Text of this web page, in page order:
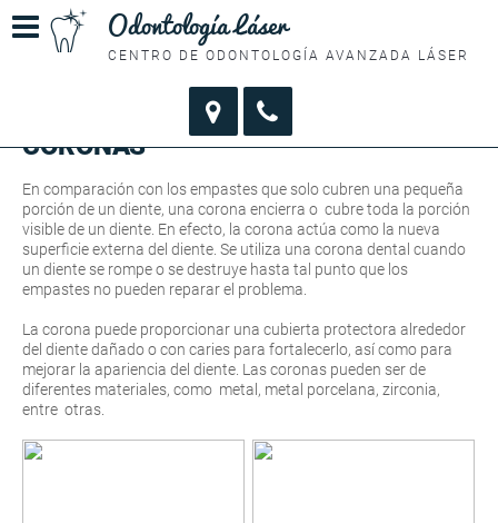
Odontología Láser
CENTRO DE ODONTOLOGÍA AVANZADA LÁSER
CORONAS
En comparación con los empastes que solo cubren una pequeña
porción de un diente, una corona encierra o cubre toda la porción
visible de un diente. En efecto, la corona actúa como la nueva
superficie externa del diente. Se utiliza una corona dental cuando
un diente se rompe o se destruye hasta tal punto que los
empastes no pueden reparar el problema.
La corona puede proporcionar una cubierta protectora alrededor
del diente dañado o con caries para fortalecerlo, así como para
mejorar la apariencia del diente. Las coronas pueden ser de
diferentes materiales, como metal, metal porcelana, zirconia,
entre otras.